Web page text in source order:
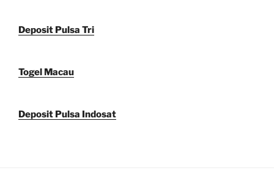
Deposit Pulsa Tri
Togel Macau
Deposit Pulsa Indosat